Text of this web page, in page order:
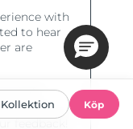
Kollektion Köp